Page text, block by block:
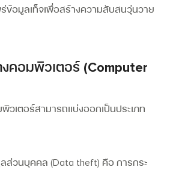
ข้อมูลเท็จเพื่อสร้างความสับสนวุ่นวาย
คอมพิวเตอร์ (Computer
เตอร์สามารถแบ่งออกเป็นประเภท
ส่วนบุคคล (Data theft) คือ การกระ